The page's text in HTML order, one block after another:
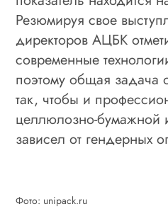
Резюмируя свое
директоров АЦБК
современные
поэтому общая задача
так, чтобы и
целлюлозно-бумажной
зависел от гендерных
Фото: unipack.ru